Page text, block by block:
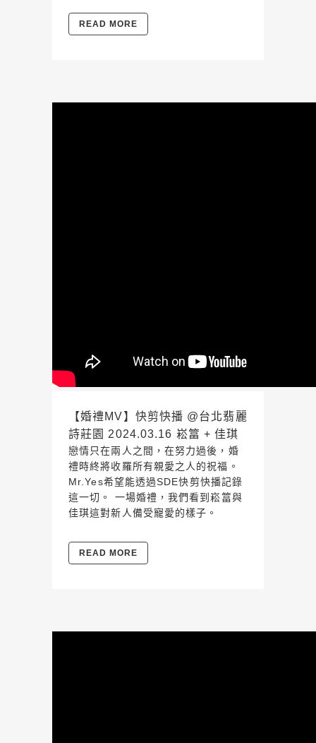
READ MORE
【婚禮MV】快剪快播 @台北翡麗
詩莊園 2024.03.16 崧䈏 + 佳琪
戀情只在兩人之間，在努力過後，婚
禮時終將收羅所有親愛之人的祝福。
Mr.Yes希望能透過SDE快剪快播記錄
這一切。 一場婚禮，我們看到崧䈏與
佳琪這對新人備受寵愛的樣子。
READ MORE